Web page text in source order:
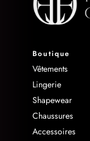
Boutique
Vêtements
Lingerie
Shapewear
Chaussures
Accessoires